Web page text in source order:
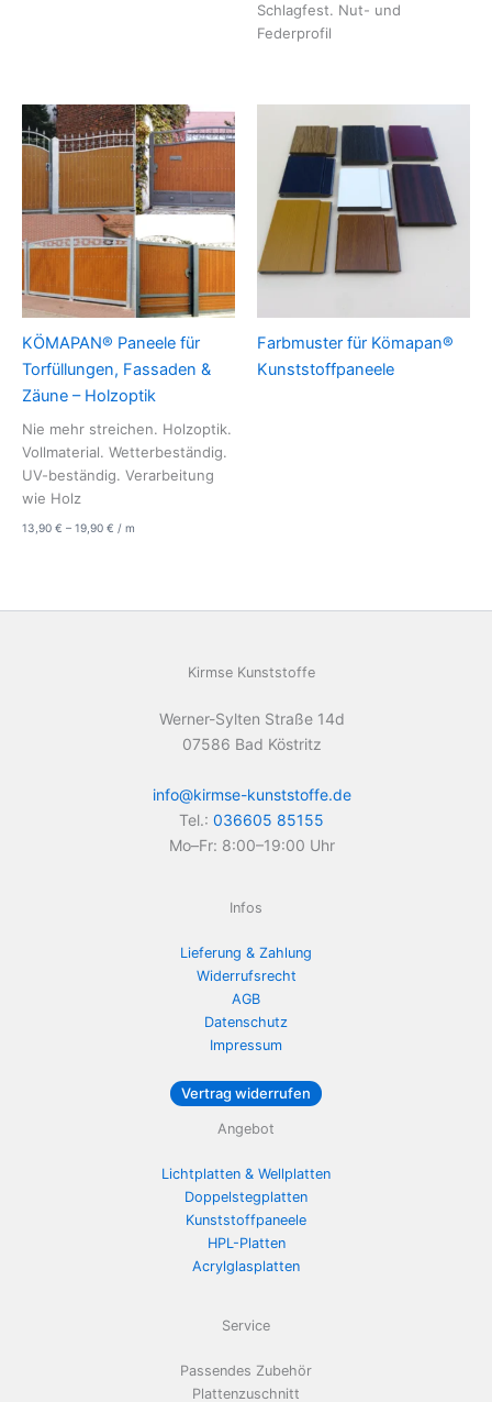
Schlagfest. Nut- und
Federprofil
KÖMAPAN® Paneele für
Torfüllungen, Fassaden &
Zäune – Holzoptik
Nie mehr streichen. Holzoptik.
Vollmaterial. Wetterbeständig.
UV-beständig. Verarbeitung
wie Holz
13,90 € – 19,90 € / m
Farbmuster für Kömapan®
Kunststoffpaneele
Kirmse Kunststoffe
Werner-Sylten Straße 14d
07586 Bad Köstritz
info@kirmse-kunststoffe.de
Tel.: 036605 85155
Mo–Fr: 8:00–19:00 Uhr
Infos
Lieferung & Zahlung
Widerrufsrecht
AGB
Datenschutz
Impressum
Vertrag widerrufen
Angebot
Lichtplatten & Wellplatten
Doppelstegplatten
Kunststoffpaneele
HPL-Platten
Acrylglasplatten
Service
Passendes Zubehör
Plattenzuschnitt